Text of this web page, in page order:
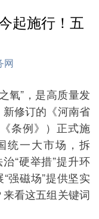
起施行！五
网
”，是高质量发
新修订的《河南省
条例》）正式施
统一大市场，拆
“硬举措”提升环
强磁场”提供坚实
看这五组关键词